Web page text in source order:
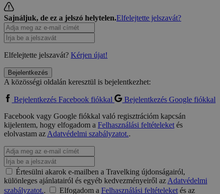
Sajnáljuk, de ez a jelszó helytelen.Elfelejtette jelszavát?
Elfelejtette jelszavát? Kérjen újat!
Bejelentkezés
A közösségi oldalán keresztül is bejelentkezhet:
Bejelentkezés Facebook fiókkal
Bejelentkezés Google fiókkal
Facebook vagy Google fiókkal való regisztrációm kapcsán
kijelentem, hogy elfogadom a Felhasználási feltételeketés
elolvastam azAdatvédelmi szabályzatot..
Értesülni akarok e-mailben a Travelking újdonságairól,
különleges ajánlatairól és egyéb kedvezményeiről azAdatvédelmi
szabályzatot.. Elfogadom a Felhasználási feltételeketés az